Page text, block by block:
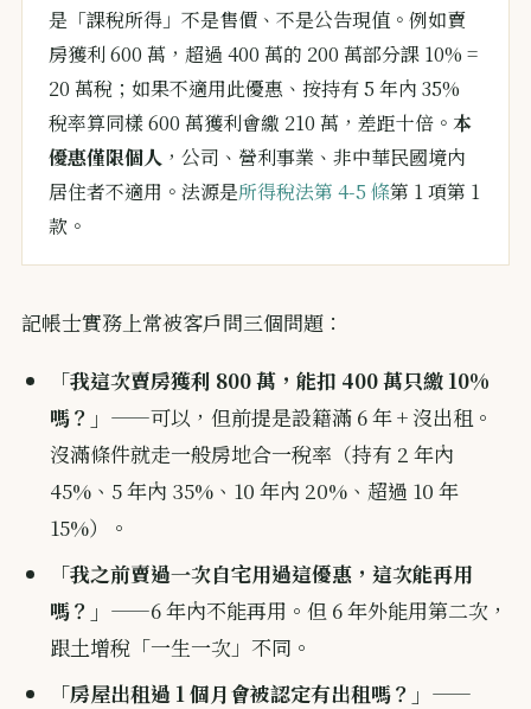
是「課稅所得」不是售價、不是公告現值。例如賣
房獲利 600 萬，超過 400 萬的 200 萬部分課 10% =
20 萬稅；如果不適用此優惠、按持有 5 年內 35%
稅率算同樣 600 萬獲利會繳 210 萬，差距十倍。 本
優惠僅限個人 ，公司、營利事業、非中華民國境內
居住者不適用。法源是所得稅法第 4-5 條第 1 項第 1
款。
記帳士實務上常被客戶問三個問題：
「我這次賣房獲利 800 萬，能扣 400 萬只繳 10%
嗎？」 ——可以，但前提是設籍滿 6 年 + 沒出租。
沒滿條件就走一般房地合一稅率（持有 2 年內
45%、5 年內 35%、10 年內 20%、超過 10 年
15%）。
「我之前賣過一次自宅用過這優惠，這次能再用
嗎？」 ——6 年內不能再用。但 6 年外能用第二次，
跟土增稅「一生一次」不同。
「房屋出租過 1 個月會被認定有出租嗎？」 ——